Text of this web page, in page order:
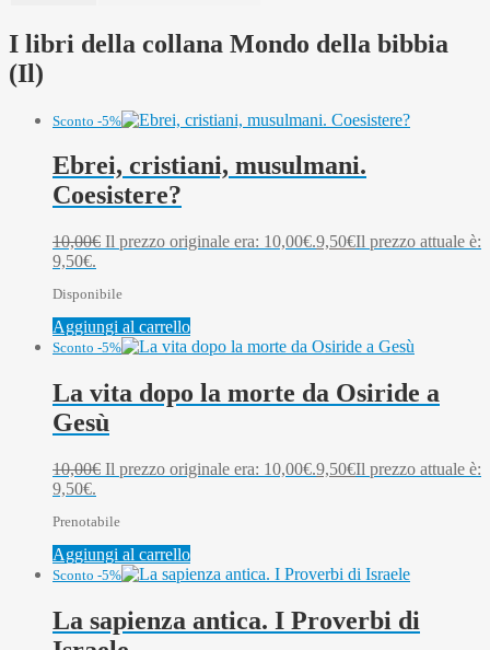
I libri della collana Mondo della bibbia
(Il)
Sconto -5%
Ebrei, cristiani, musulmani.
Coesistere?
10,00€ Il prezzo originale era: 10,00€.9,50€Il prezzo attuale è:
9,50€.
Disponibile
Aggiungi al carrello
Sconto -5%
La vita dopo la morte da Osiride a
Gesù
10,00€ Il prezzo originale era: 10,00€.9,50€Il prezzo attuale è:
9,50€.
Prenotabile
Aggiungi al carrello
Sconto -5%
La sapienza antica. I Proverbi di